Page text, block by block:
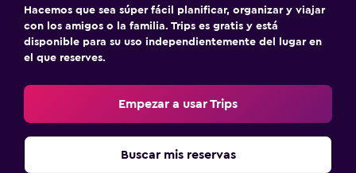
Botiquín de primeros auxilios
Cámaras CCTV en zonas comunes
Seguridad las 24 horas
Terraza/patio
Hacemos que sea súper fácil planificar, organizar y viajar
con los amigos o la familia. Trips es gratis y está
disponible para su uso independientemente del lugar en
el que reserves.
Empezar a usar Trips
Buscar mis reservas